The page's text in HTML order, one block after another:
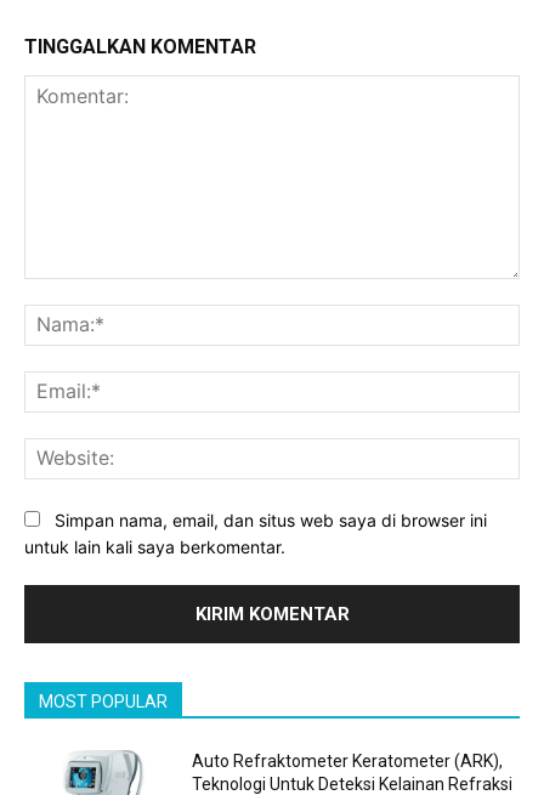
TINGGALKAN KOMENTAR
Simpan nama, email, dan situs web saya di browser ini
untuk lain kali saya berkomentar.
MOST POPULAR
Auto Refraktometer Keratometer (ARK),
Teknologi Untuk Deteksi Kelainan Refraksi